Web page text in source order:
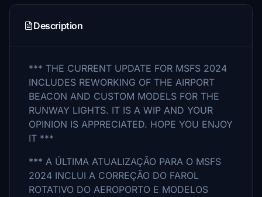
Description
*** THE CURRENT UPDATE FOR MSFS 2024
INCLUDES REWORKING OF THE AIRPORT
BEACON AND CUSTOM MODELS FOR THE
RUNWAY LIGHTS. IT IS A WIP AND YOUR
OPINION IS APPRECIATED. HOPE YOU ENJOY
IT ***
*** A ÚLTIMA ATUALIZAÇÃO PARA O MSFS
2024 INCLUI A CORREÇÃO DO FAROL
ROTATIVO DO AEROPORTO E MODELOS